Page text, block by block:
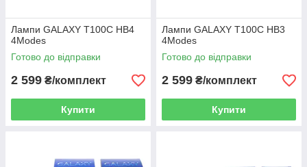
Лампи GALAXY T100С HB4
4Modes
Готово до відправки
2 599 ₴/комплект
Купити
Лампи GALAXY T100С HB3
4Modes
Готово до відправки
2 599 ₴/комплект
Купити